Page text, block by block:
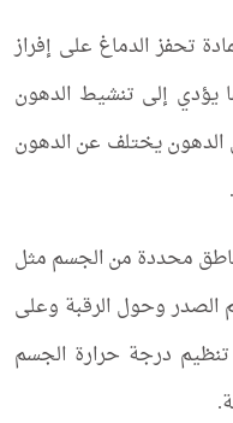
تحفز الدماغ على إفراز
يؤدي إلى تنشيط الدهون
يختلف عن الدهون
محددة من الجسم مثل
وحول الرقبة وعلى
درجة حرارة الجسم